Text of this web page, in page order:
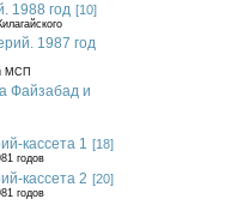
1988 год [10]
1987 год
МСП
Файзабад и
кассета 1 [18]
годов
кассета 2 [20]
годов